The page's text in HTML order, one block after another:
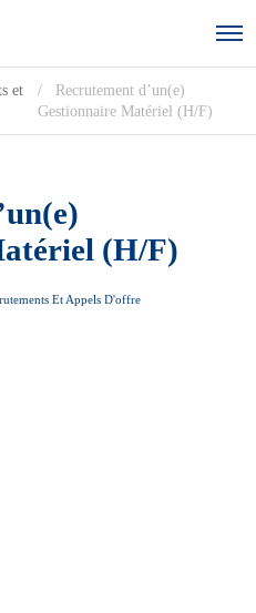
et
Recrutement d’un(e)
Gestionnaire Matériel (H/F)
(H/F)
Et Appels D'offre